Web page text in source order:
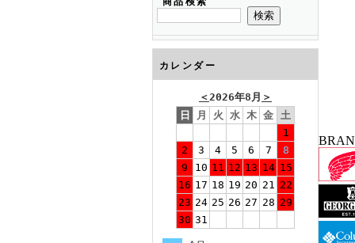
カレンダー
＜2026年8月 ＞
日
月 火 水 木 金 土
1
2
3 4 5 6 7
8
9
10 11 12 13 14 15
16 17 18 19 20 21 22
23 24 25 26 27 28 29
30 31